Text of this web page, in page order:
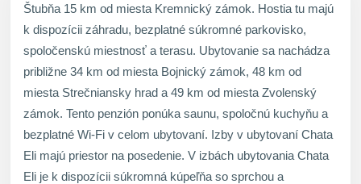
Štubňa 15 km od miesta Kremnický zámok. Hostia tu majú
k dispozícii záhradu, bezplatné súkromné parkovisko,
spoločenskú miestnosť a terasu. Ubytovanie sa nachádza
približne 34 km od miesta Bojnický zámok, 48 km od
miesta Strečniansky hrad a 49 km od miesta Zvolenský
zámok. Tento penzión ponúka saunu, spoločnú kuchyňu a
bezplatné Wi-Fi v celom ubytovaní. Izby v ubytovaní Chata
Eli majú priestor na posedenie. V izbách ubytovania Chata
Eli je k dispozícii súkromná kúpeľňa so sprchou a